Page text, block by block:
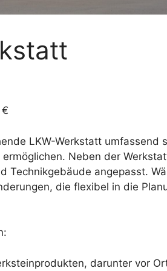
LKW-Werkstatt umfassend
Neben der
Technikgebäude angepasst.
die flexibel in die
darunter vor